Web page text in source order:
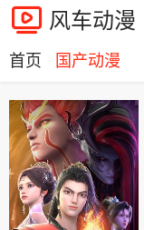
风车动漫
首页 国产动漫